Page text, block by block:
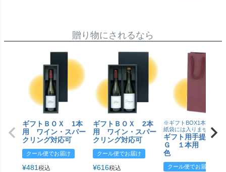
贈り物にされるなら
ギフトＢＯＸ 1本
用 ワイン・スパー
クリング対応可
クール便でお届け
¥481 税込
ギフトＢＯＸ 2本
用 ワイン・スパー
クリング対応可
クール便でお届け
¥616税込
※ギフトBOX1本用はこ
紙袋には入りません
ギフト用手提げＢ
Ｇ １本用 エン
色
クール便でお届け